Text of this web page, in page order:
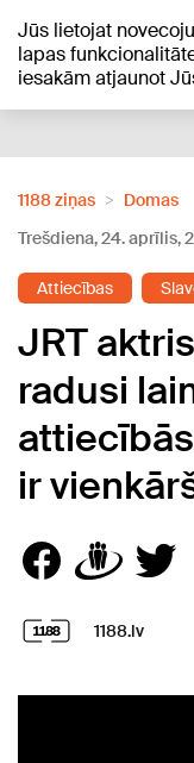
Jūs lietojat
lapas
iesakām atjaunot
+10°C
1188 ziņas
Domas
Trešdiena, 24. aprīlis,
Attiecības
JRT
radusi
ir
1188.lv